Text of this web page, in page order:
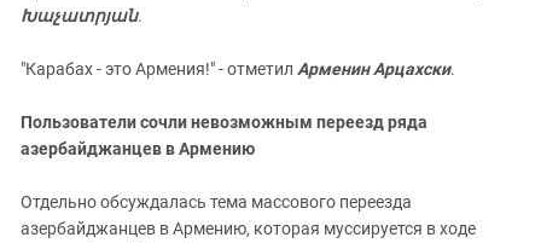
Խաչատրյան.
"Карабах - это Армения!" - отметил Арменин Арцахски.
Пользователи сочли невозможным переезд ряда
азербайджанцев в Армению
Отдельно обсуждалась тема массового переезда
азербайджанцев в Армению, которая муссируется в ходе